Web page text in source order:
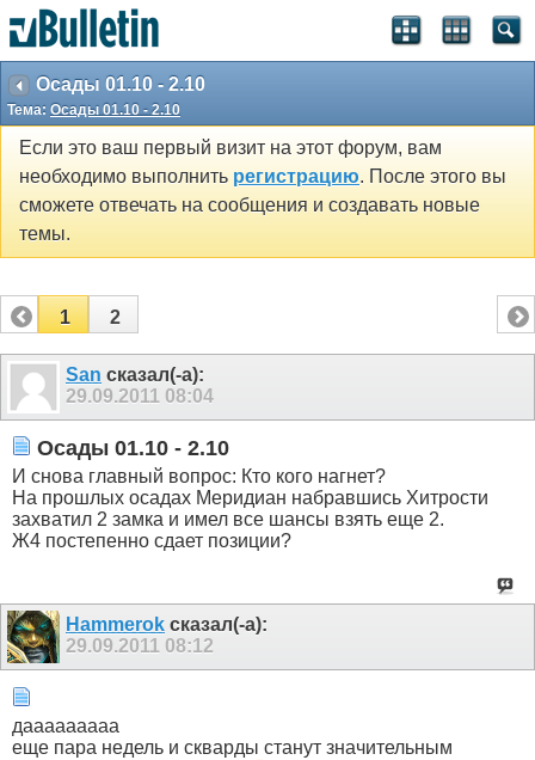
Осады 01.10 - 2.10
Тема: Осады 01.10 - 2.10
Если это ваш первый визит на этот форум, вам
необходимо выполнить регистрацию. После этого вы
сможете отвечать на сообщения и создавать новые
темы.
1 2
San сказал(-а):
29.09.2011 08:04
Осады 01.10 - 2.10
И снова главный вопрос: Кто кого нагнет?
На прошлых осадах Меридиан набравшись Хитрости
захватил 2 замка и имел все шансы взять еще 2.
Ж4 постепенно сдает позиции?
Hammerok сказал(-а):
29.09.2011 08:12
дааааааааа
еще пара недель и скварды станут значительным